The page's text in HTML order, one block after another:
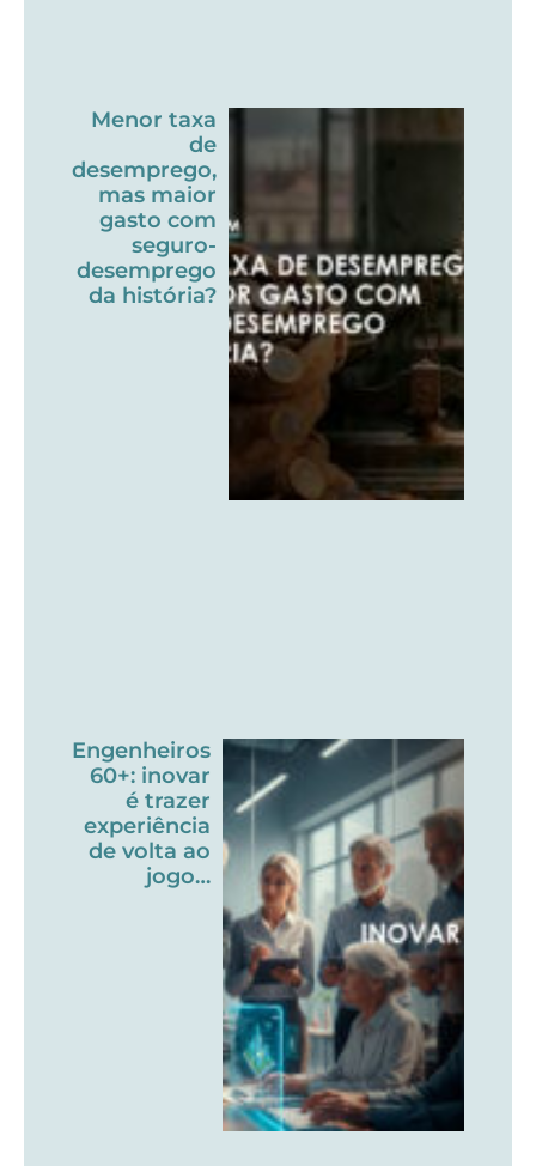
Menor taxa
de
desemprego,
mas maior
gasto com
seguro-
desemprego
da história?
Engenheiros
60+: inovar
é trazer
experiência
de volta ao
jogo…